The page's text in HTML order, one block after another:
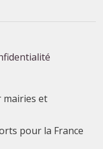
mairies et
pour la France